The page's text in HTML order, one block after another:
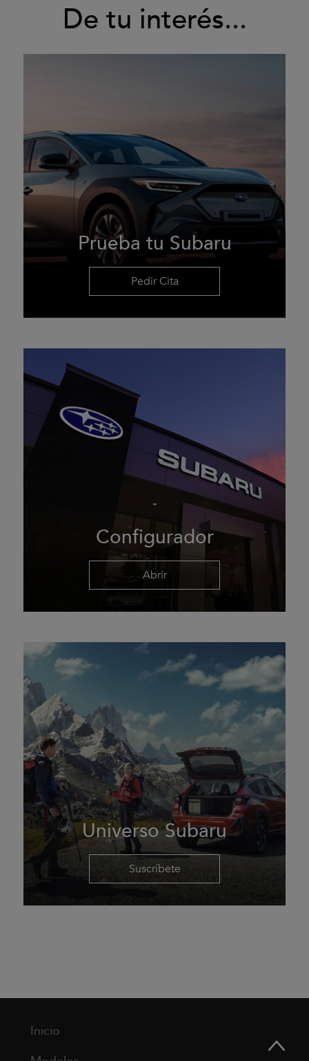
De tu interés...
Prueba tu Subaru
Pedir Cita
Configurador
Abrir
Universo Subaru
Suscríbete
Inicio